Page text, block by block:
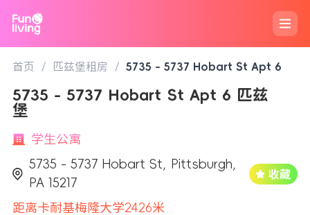
首页 / 匹兹堡租房 / 5735 - 5737 Hobart St Apt 6
5735 - 5737 Hobart St Apt 6 匹兹
堡
学生公寓
5735 - 5737 Hobart St, Pittsburgh,
PA 15217
距离卡耐基梅隆大学2426米